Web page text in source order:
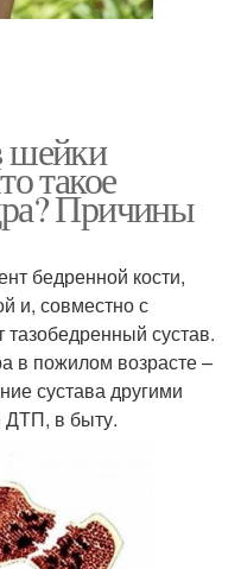
шейки
такое
Причины
бедренной кости,
и, совместно с
сустав.
в пожилом возрасте –
сустава другими
ДТП, в быту.